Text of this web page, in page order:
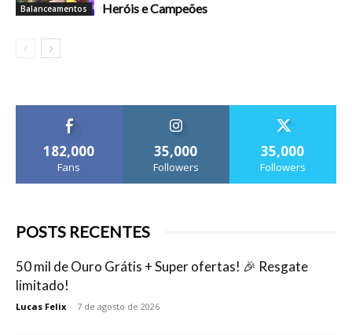
Balanceamentos
Heróis e Campeões
182,000
Fans
35,000
Followers
35,000
Followers
POSTS RECENTES
50 mil de Ouro Grátis + Super ofertas! 🎉 Resgate
limitado!
Lucas Felix - 7 de agosto de 2026